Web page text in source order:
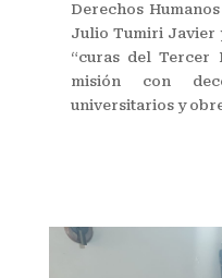
Derechos
Julio Tumiri Javier
“curas del Tercer
misión con
universitarios y